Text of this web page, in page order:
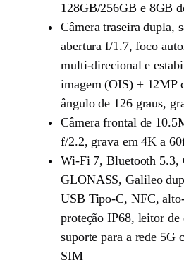
128GB/256GB e 8GB
Câmera traseira dupla,
abertura f/1.7, foco
multi-direcional e
imagem (OIS) + 12MP
ângulo de 126 graus,
Câmera frontal de
f/2.2, grava em 4K a
Wi-Fi 7, Bluetooth 5.3,
GLONASS, Galileo
USB Tipo-C, NFC,
proteção IP68, leitor
suporte para a rede 5G
SIM